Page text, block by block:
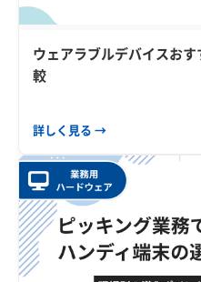
ウェアラブルデバイスお
較
詳しく見る →